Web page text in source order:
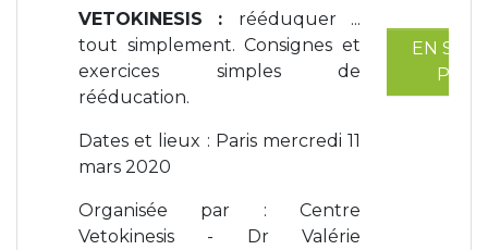
VETOKINESIS : rééduquer ...
tout simplement. Consignes et
exercices simples de
rééducation.
Dates et lieux : Paris mercredi 11
mars 2020
Organisée par : Centre
Vetokinesis - Dr Valérie
EN
PLUS